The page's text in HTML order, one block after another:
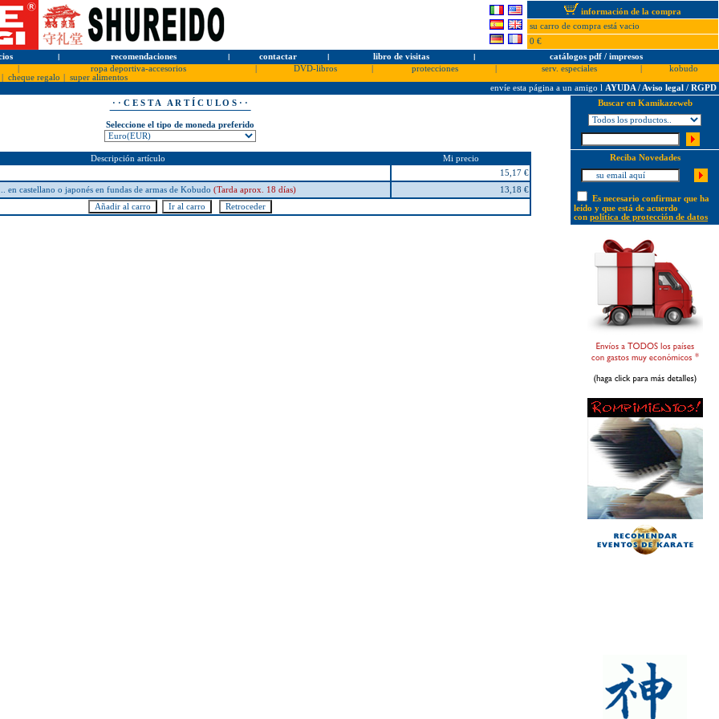
información de la compra
su carro de compra está vacio
0 €
l recomendaciones l contactar l libro de visitas l
catálogos pdf / impresos
ropa deportiva-accesorios DVD-libros protecciones serv. especiales
kobudo
cheque regalo
super alimentos
envíe esta página a un amigo l AYUDA / Aviso legal / RGPD
· · C E S T A A R T Í C U L O S · ·
Seleccione el tipo de moneda preferido
Descripción artículo
Mi precio
15,17 €
en castellano o japonés en fundas de armas de Kobudo (Tarda aprox. 18 días) 13,18 €
Buscar en Kamikazeweb
Reciba Novedades
Es necesario confirmar que ha
leído y que está de acuerdo
con política de protección de datos